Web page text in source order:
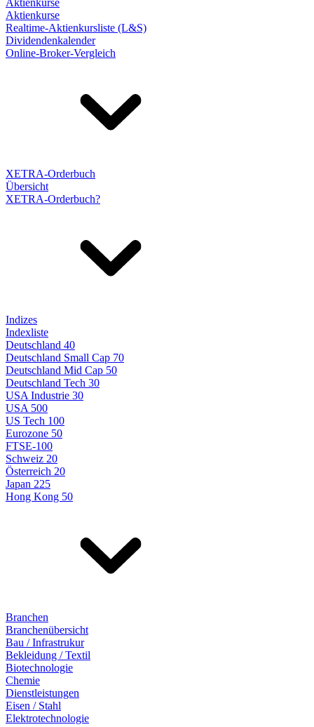
Aktienkurse
Aktienkurse
Realtime-Aktienkursliste (L&S)
Dividendenkalender
Online-Broker-Vergleich
XETRA-Orderbuch
Übersicht
XETRA-Orderbuch?
Indizes
Indexliste
Deutschland 40
Deutschland Small Cap 70
Deutschland Mid Cap 50
Deutschland Tech 30
USA Industrie 30
USA 500
US Tech 100
Eurozone 50
FTSE-100
Schweiz 20
Österreich 20
Japan 225
Hong Kong 50
Branchen
Branchenübersicht
Bau / Infrastrukur
Bekleidung / Textil
Biotechnologie
Chemie
Dienstleistungen
Eisen / Stahl
Elektrotechnologie